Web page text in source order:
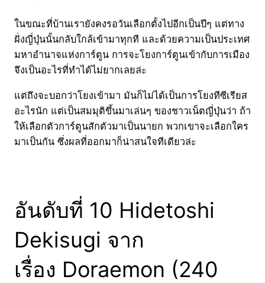
ในขณะที่บ้านเรายังคงรอวันเลือกตั้งไปอีกเป็นปีๆ แต่ทาง
ฝั่งญี่ปุ่นนั้นกลับใกล้เข้ามาทุกที และด้วยความเป็นประเทศ
มหาอำนาจแห่งการ์ตูน การจะโยงการ์ตูนเข้ากับการเมือง
จึงเป็นอะไรที่ทำได้ไม่ยากเลยล่ะ
แต่ถึงจะบอกว่าโยงเข้ามา มันก็ไม่ได้เป็นการโยงทีซีเรียส
อะไรนัก แต่เป็นสมมุติขึ้นมาเล่นๆ ของชาวเน็ตญี่ปุ่นว่า ถ้า
ให้เลือกตัวการ์ตูนสักตัวมาเป็นนายก พวกเขาจะเลือกใคร
มาเป็นกัน ซึ่งผลที่ออกมาก็น่าสนใจทีเดียวล่ะ
อันดับที่ 10 Hidetoshi
Dekisugi จาก
เรื่อง Doraemon (240